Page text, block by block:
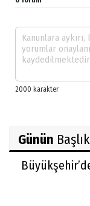
Günün